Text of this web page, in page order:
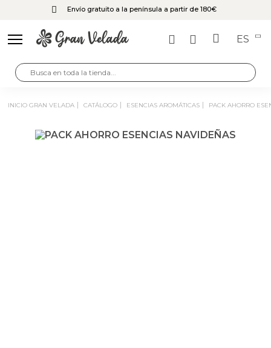
Envío gratuito a la península a partir de 180€
ES
INICIO GRAN VELADA CATÁLOGO ESENCIAS AROMÁTICAS PACK AHORRO